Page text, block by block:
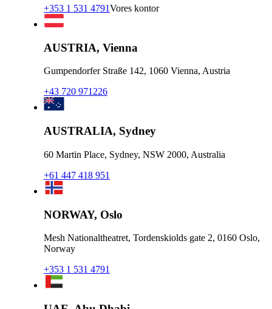
+353 1 531 4791Vores kontor
AUSTRIA, Vienna
Gumpendorfer Straße 142, 1060 Vienna, Austria
+43 720 971226
AUSTRALIA, Sydney
60 Martin Place, Sydney, NSW 2000, Australia
+61 447 418 951
NORWAY, Oslo
Mesh Nationaltheatret, Tordenskiolds gate 2, 0160 Oslo,
Norway
+353 1 531 4791